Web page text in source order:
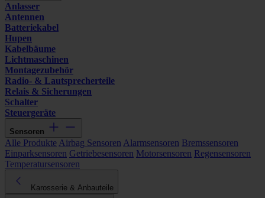
Anlasser
Antennen
Batteriekabel
Hupen
Kabelbäume
Lichtmaschinen
Montagezubehör
Radio- & Lautsprecherteile
Relais & Sicherungen
Schalter
Steuergeräte
Sensoren
Alle Produkte Airbag Sensoren Alarmsensoren Bremssensoren
Einparksensoren Getriebesensoren Motorsensoren Regensensoren
Temperatursensoren
Karosserie & Anbauteile